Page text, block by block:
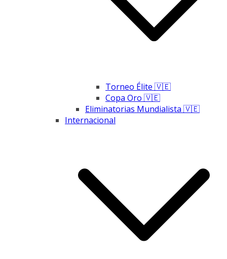
Torneo Élite 🇻🇪
Copa Oro 🇻🇪
Eliminatorias Mundialista 🇻🇪
Internacional